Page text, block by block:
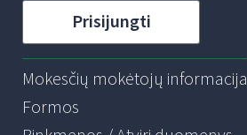
Prisijungti
Mokesčių mokėtojų informacija
Formos